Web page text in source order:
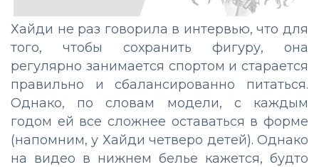
Хайди не раз говорила в интервью, что для
того, чтобы сохранить фигуру, она
регулярно занимается спортом и старается
правильно и сбалансированно питаться.
Однако, по словам модели, с каждым
годом ей все сложнее оставаться в форме
(напомним, у Хайди четверо детей). Однако
на видео в нижнем белье кажется, будто